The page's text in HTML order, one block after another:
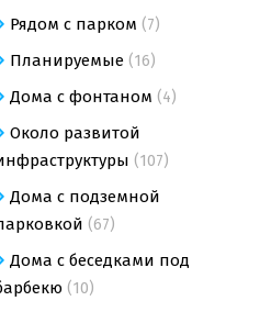
Рядом с парком (7)
Планируемые (16)
Дома с фонтаном (4)
Около развитой
(107)
Дома с подземной
(67)
Дома с беседками под
(10)